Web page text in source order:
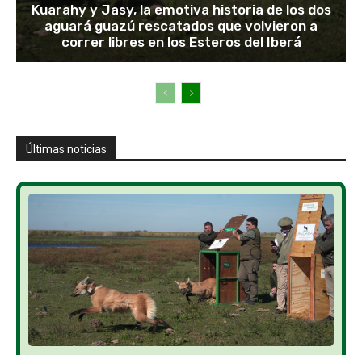
Kuarahy y Jasy, la emotiva historia de los dos
aguará guazú rescatados que volvieron a
correr libres en los Esteros del Iberá
Últimas noticias